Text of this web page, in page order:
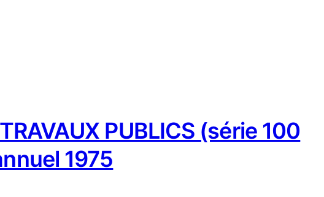
PUBLICS (série 100
1975